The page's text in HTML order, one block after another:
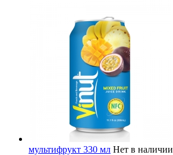
мультифрукт 330 мл Нет в наличии